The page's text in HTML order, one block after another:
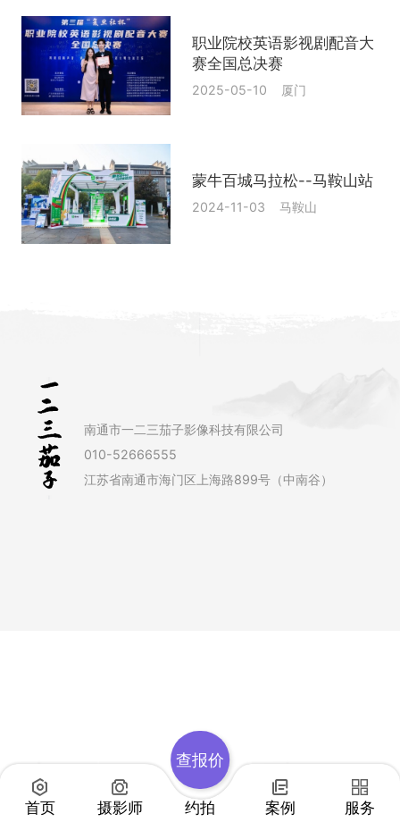
职业院校英语影视剧配音大
赛全国总决赛
2025-05-10 厦门
蒙牛百城马拉松--马鞍山站
2024-11-03 马鞍山
南通市一二三茄子影像科技有限公司
010-52666555
江苏省南通市海门区上海路899号（中南谷）
首页 摄影师
查报价
约拍 案例 服务